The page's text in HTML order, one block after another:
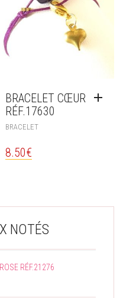
BRACELET CŒUR
RÉF.17630
BRACELET
8.50€
NOTÉS
RÉF.21276